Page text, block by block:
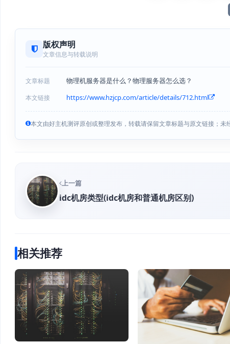
版权声明
文章信息与转载说明
文章标题 物理机服务器是什么？物理服务器怎么选？
本文链接 https://www.hzjcp.com/article/details/712.html
本文由好主机测评原创或整理发布，转载请保留文章标题与原文链接；未
上一篇
idc机房类型(idc机房和普通机房区别)
相关推荐